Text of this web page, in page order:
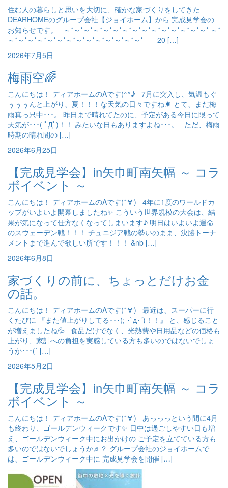
住む人の暮らしと思いを大切に、確かな家づくりをしてきた
DEARHOMEのグループ会社【ジョイホーム】から 完成見学会の
お知らせです。 ～*～*～*～*～*～*～*～*～*～*～*～*～*～*～* ～*
～*～*～*～*～*～*～*～*～*～*～*～*～*～* 20 […]
2026年7月5日
梅雨空🌈
こんにちは！ ディアホームのAです(^^♪ 7月に突入し、気温もぐ
ぅぅぅんと上がり、夏！！！な天気の日々ですね☀ とて、まだ梅
雨真っ只中･･･。 昨日まで晴れてたのに、予定がある今日に限って
天気が･･･( ﾟДﾟ)！！ みたいな日もありますよね･･･。 ただ、梅雨
時期の晴れ間の […]
2026年6月25日
【完成見学会】in矢巾町南矢幅 ～ コラ
ボイベント ～
こんにちは！ ディアホームのAです(*‘∀‘) 4年に1度のワールドカ
ップがいよいよ開幕しましたね✨ こういう世界規模の大会は、結
果が気になって仕方なくなってしまいます♪ 明日はいよいよ運命
のスウェーデン戦！！！ チュニジア戦の勢いのまま、決勝トーナ
メントまで進んで欲しい所です！！！ &nb […]
2026年6月8日
家づくりの前に、ちょっとだけお金
の話。
こんにちは！ ディアホームのAです(*‘∀‘) 最近は、スーパーに行
くたびに 『また値上がりしてる･･･(; ･`д･´)！！』 と、感じること
が増えましたね💦 食品だけでなく、光熱費や日用品などの価格も
上がり、家計への負担を実感している方も多いのではないでしょ
うか･･･(´ […]
2026年5月2日
【完成見学会】in矢巾町南矢幅 ～ コラ
ボイベント ～
こんにちは！ ディアホームのAです(*‘∀‘) あっっっという間に4月
も終わり、ゴールデンウィークです✨ 日中は過ごしやすい日も増
え、ゴールデンウィーク中にお出かけの ご予定を立てている方も
多いのではないでしょうか♬？ グループ会社のジョイホームで
は、ゴールデンウィーク中に 完成見学会を開催 […]